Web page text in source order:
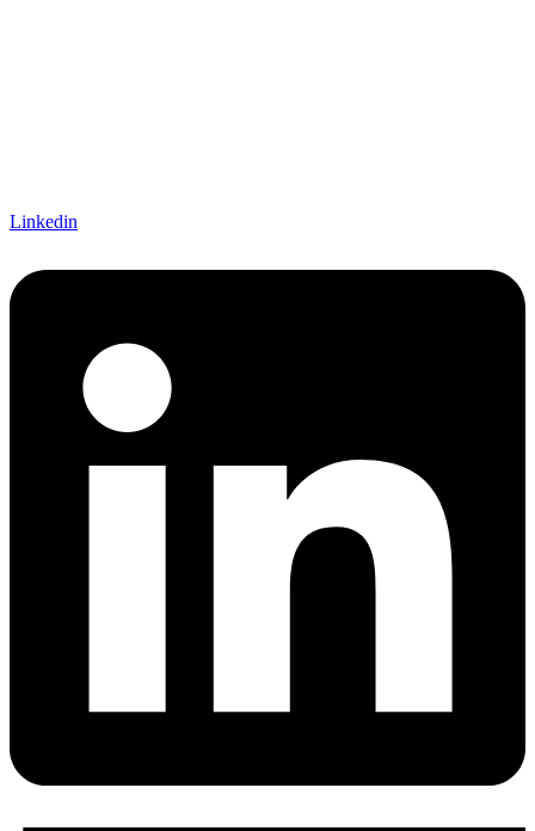
Linkedin